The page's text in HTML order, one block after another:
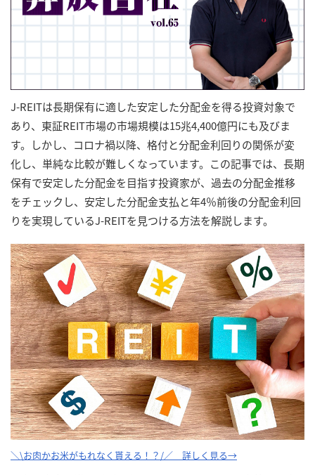
J-REITは長期保有に適した安定した分配金を得る投資対象で
あり、東証REIT市場の市場規模は15兆4,400億円にも及びま
す。しかし、コロナ禍以降、格付と分配金利回りの関係が変
化し、単純な比較が難しくなっています。この記事では、長期
保有で安定した分配金を目指す投資家が、過去の分配金推移
をチェックし、安定した分配金支払と年4％前後の分配金利回
りを実現しているJ-REITを見つける方法を解説します。
＼\お肉かお米がもれなく貰える！？/／ 詳しく見る→